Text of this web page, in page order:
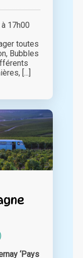
17h00
toutes
Bubbles
[...]
‘Pays